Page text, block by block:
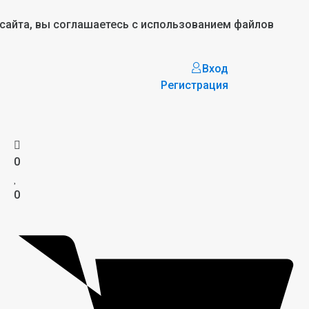
вы соглашаетесь с использованием файлов
Вход
Регистрация
0
0